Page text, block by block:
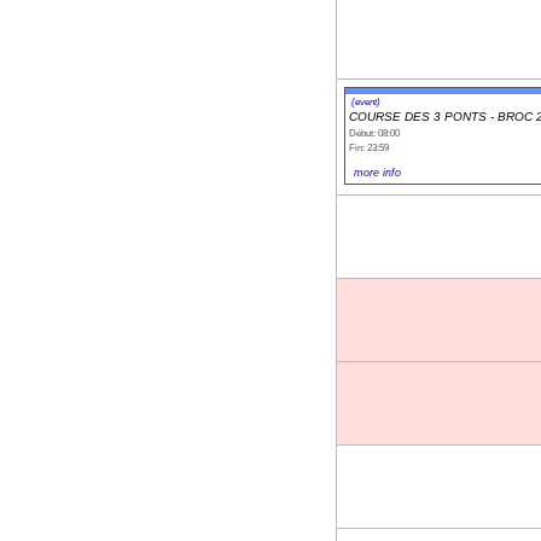
(event)
COURSE DES 3 PONTS - BROC
Début: 08:00
Fin: 23:59
more info